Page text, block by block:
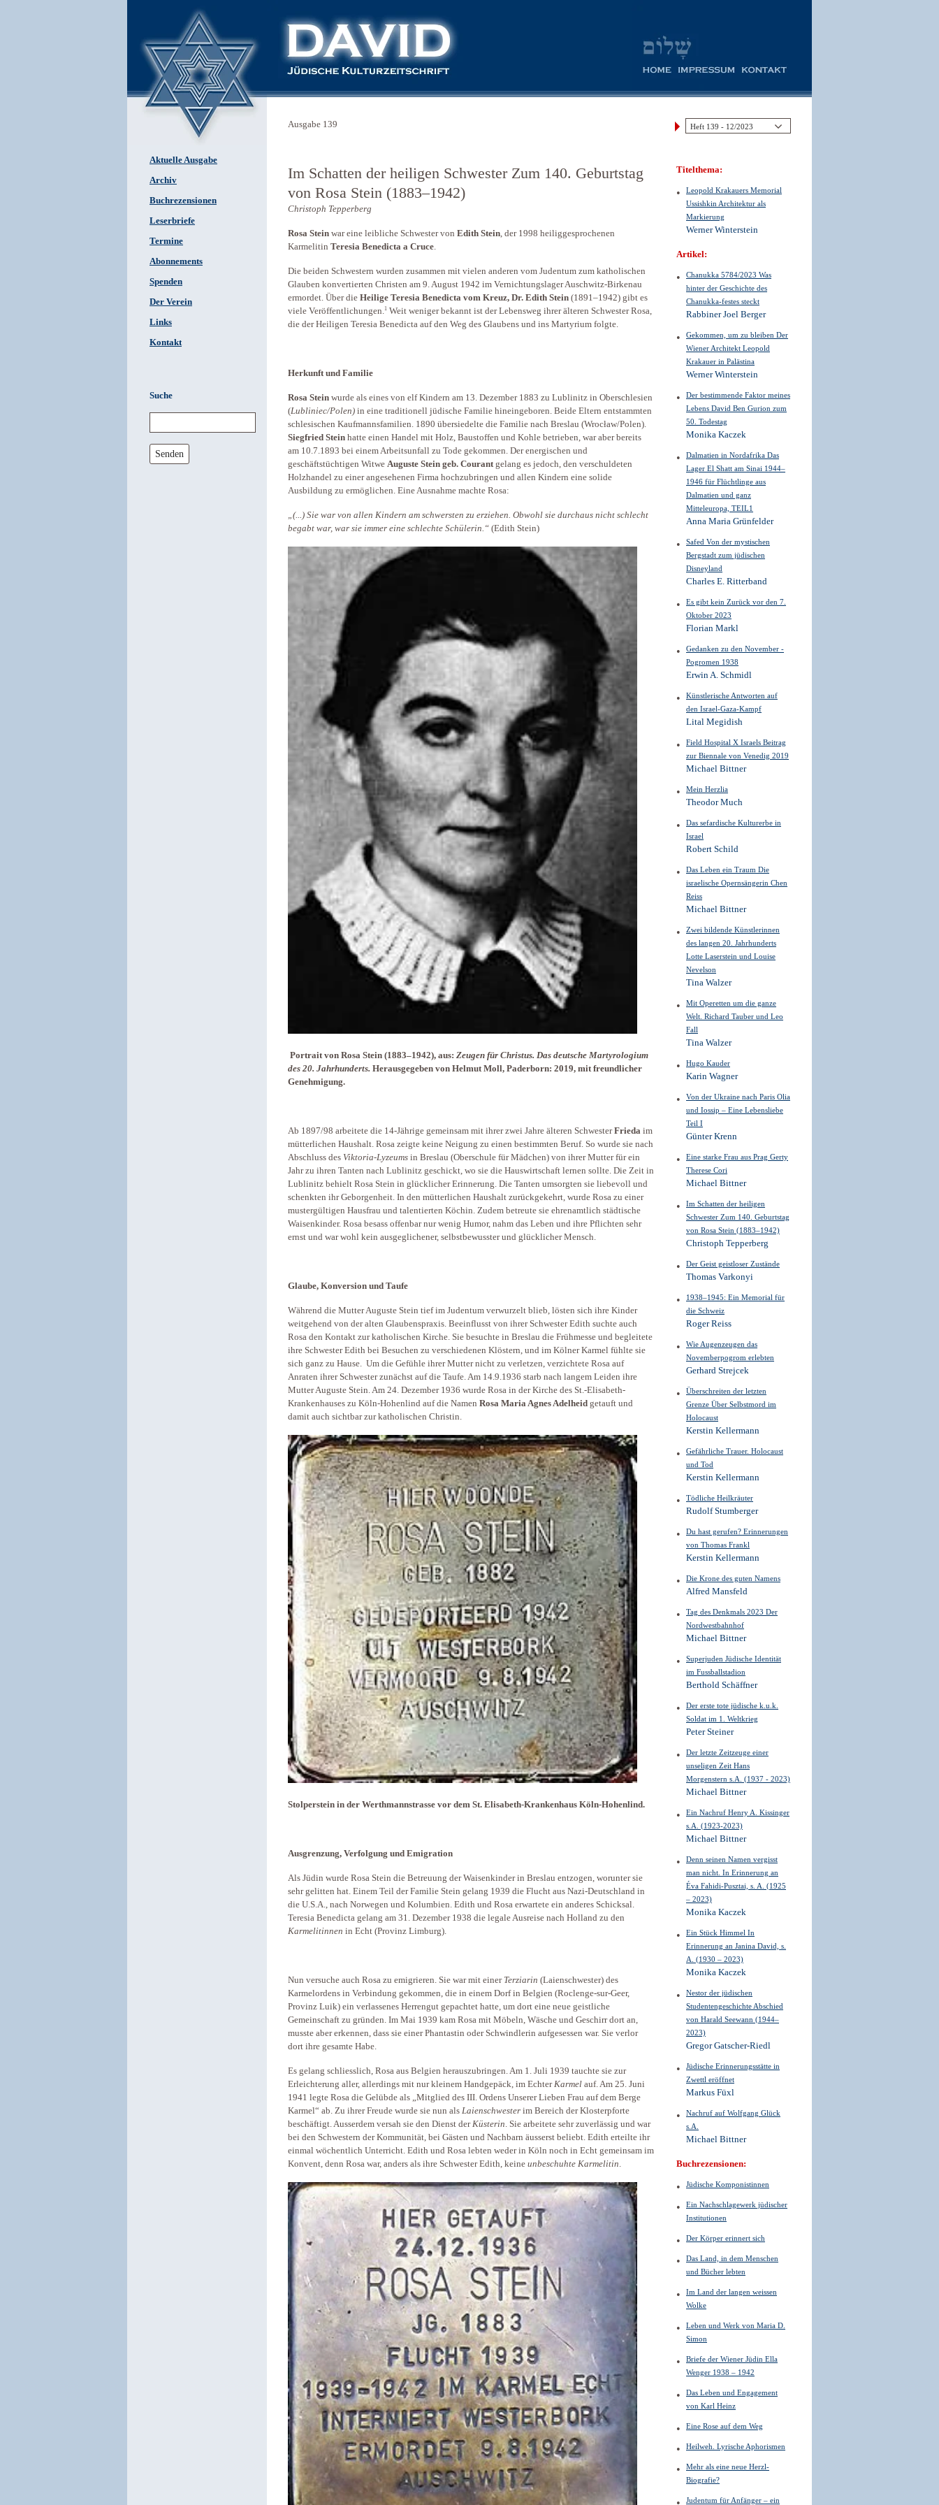
Aktuelle Ausgabe
Archiv
Buchrezensionen
Leserbriefe
Termine
Abonnements
Spenden
Der Verein
Links
Kontakt
Suche
Senden
Ausgabe 139
Im Schatten der heiligen Schwester Zum 140. Geburtstag
von Rosa Stein (1883–1942)
Christoph Tepperberg
Rosa Stein war eine leibliche Schwester von Edith Stein, der 1998 heiliggesprochenen
Karmelitin Teresia Benedicta a Cruce.
Die beiden Schwestern wurden zusammen mit vielen anderen vom Judentum zum katholischen
Glauben konvertierten Christen am 9. August 1942 im Vernichtungslager Auschwitz-Birkenau
ermordet. Über die Heilige Teresia Benedicta vom Kreuz, Dr. Edith Stein (1891–1942) gibt es
viele Veröffentlichungen.1 Weit weniger bekannt ist der Lebensweg ihrer älteren Schwester Rosa,
die der Heiligen Teresia Benedicta auf den Weg des Glaubens und ins Martyrium folgte.
Herkunft und Familie
Rosa Stein wurde als eines von elf Kindern am 13. Dezember 1883 zu Lublinitz in Oberschlesien
(Lubliniec/Polen) in eine traditionell jüdische Familie hineingeboren. Beide Eltern entstammten
schlesischen Kaufmannsfamilien. 1890 übersiedelte die Familie nach Breslau (Wrocław/Polen).
Siegfried Stein hatte einen Handel mit Holz, Baustoffen und Kohle betrieben, war aber bereits
am 10.7.1893 bei einem Arbeitsunfall zu Tode gekommen. Der energischen und
geschäftstüchtigen Witwe Auguste Stein geb. Courantgelang es jedoch, den verschuldeten
Holzhandel zu einer angesehenen Firma hochzubringen und allen Kindern eine solide
Ausbildung zu ermöglichen. Eine Ausnahme machte Rosa:
„(...) Sie war von allen Kindern am schwersten zu erziehen. Obwohl sie durchaus nicht schlecht
begabt war, war sie immer eine schlechte Schülerin.“ (Edith Stein)
Portrait von Rosa Stein (1883–1942), aus: Zeugen für Christus. Das deutsche Martyrologium
des 20. Jahrhunderts. Herausgegeben von Helmut Moll, Paderborn: 2019, mit freundlicher
Genehmigung.
Ab 1897/98 arbeitete die 14-Jährige gemeinsam mit ihrer zwei Jahre älteren SchwesterFrieda im
mütterlichen Haushalt. Rosa zeigte keine Neigung zu einen bestimmten Beruf. So wurde sie nach
Abschluss des Viktoria-Lyzeums in Breslau (Oberschule für Mädchen) von ihrer Mutter für ein
Jahr zu ihren Tanten nach Lublinitz geschickt, wo sie die Hauswirtschaft lernen sollte. Die Zeit in
Lublinitz behielt Rosa Stein in glücklicher Erinnerung. Die Tanten umsorgten sie liebevoll und
schenkten ihr Geborgenheit. In den mütterlichen Haushalt zurückgekehrt, wurde Rosa zu einer
mustergültigen Hausfrau und talentierten Köchin. Zudem betreute sie ehrenamtlich städtische
Waisenkinder. Rosa besass offenbar nur wenig Humor, nahm das Leben und ihre Pflichten sehr
ernst und war wohl kein ausgeglichener, selbstbewusster und glücklicher Mensch.
Glaube, Konversion und Taufe
Während die Mutter Auguste Stein tief im Judentum verwurzelt blieb, lösten sich ihre Kinder
weitgehend von der alten Glaubenspraxis. Beeinflusst von ihrer Schwester Edith suchte auch
Rosa den Kontakt zur katholischen Kirche. Sie besuchte in Breslau die Frühmesse und begleitete
ihre Schwester Edith bei Besuchen zu verschiedenen Klöstern, und im Kölner Karmel fühlte sie
sich ganz zu Hause. Um die Gefühle ihrer Mutter nicht zu verletzen, verzichtete Rosa auf
Anraten ihrer Schwester zunächst auf die Taufe. Am 14.9.1936 starb nach langem Leiden ihre
Mutter Auguste Stein. Am 24. Dezember 1936 wurde Rosa in der Kirche des St.-Elisabeth-
Krankenhauses zu Köln-Hohenlind auf die Namen Rosa Maria Agnes Adelheid getauft und
damit auch sichtbar zur katholischen Christin.
Stolperstein in der Werthmannstrasse vor dem St. Elisabeth-Krankenhaus Köln-Hohenlind.
Ausgrenzung, Verfolgung und Emigration
Als Jüdin wurde Rosa Stein die Betreuung der Waisenkinder in Breslau entzogen, worunter sie
sehr gelitten hat. Einem Teil der Familie Stein gelang 1939 die Flucht aus Nazi-Deutschland in
die U.S.A., nach Norwegen und Kolumbien. Edith und Rosa erwartete ein anderes Schicksal.
Teresia Benedicta gelang am 31. Dezember 1938 die legale Ausreise nach Holland zu den
Karmelitinnen in Echt (Provinz Limburg).
Nun versuche auch Rosa zu emigrieren. Sie war mit einer Terziarin (Laienschwester) des
Karmelordens in Verbindung gekommen, die in einem Dorf in Belgien (Roclenge-sur-Geer,
Provinz Luik) ein verlassenes Herrengut gepachtet hatte, um dort eine neue geistliche
Gemeinschaft zu gründen. Im Mai 1939 kam Rosa mit Möbeln, Wäsche und Geschirr dort an,
musste aber erkennen, dass sie einer Phantastin oder Schwindlerin aufgesessen war. Sie verlor
dort ihre gesamte Habe.
Es gelang schliesslich, Rosa aus Belgien herauszubringen. Am 1. Juli 1939 tauchte sie zur
Erleichterung aller, allerdings mit nur kleinem Handgepäck, im EchterKarmel auf. Am 25. Juni
1941 legte Rosa die Gelübde als „Mitglied des III. Ordens Unserer Lieben Frau auf dem Berge
Karmel“ ab. Zu ihrer Freude wurde sie nun als Laienschwester im Bereich der Klosterpforte
beschäftigt. Ausserdem versah sie den Dienst derKüsterin. Sie arbeitete sehr zuverlässig und war
bei den Schwestern der Kommunität, bei Gästen und Nachbarn äusserst beliebt. Edith erteilte ihr
einmal wöchentlich Unterricht. Edith und Rosa lebten weder in Köln noch in Echt gemeinsam im
Konvent, denn Rosa war, anders als ihre Schwester Edith, keine unbeschuhte Karmelitin.
Titelthema:
Leopold Krakauers Memorial
Ussishkin Architektur als
Markierung
Werner Winterstein
Artikel:
Chanukka 5784/2023 Was
hinter der Geschichte des
Chanukka-festes steckt
Rabbiner Joel Berger
Gekommen, um zu bleiben Der
Wiener Architekt Leopold
Krakauer in Palästina
Werner Winterstein
Der bestimmende Faktor meines
Lebens David Ben Gurion zum
50. Todestag
Monika Kaczek
Dalmatien in Nordafrika Das
Lager El Shatt am Sinai 1944–
1946 für Flüchtlinge aus
Dalmatien und ganz
Mitteleuropa, TEIL1
Anna Maria Grünfelder
Safed Von der mystischen
Bergstadt zum jüdischen
Disneyland
Charles E. Ritterband
Es gibt kein Zurück vor den 7.
Oktober 2023
Florian Markl
Gedanken zu den November -
Pogromen 1938
Erwin A. Schmidl
Künstlerische Antworten auf
den Israel-Gaza-Kampf
Lital Megidish
Field Hospital X Israels Beitrag
zur Biennale von Venedig 2019
Michael Bittner
Mein Herzlia
Theodor Much
Das sefardische Kulturerbe in
Israel
Robert Schild
Das Leben ein Traum Die
israelische Opernsängerin Chen
Reiss
Michael Bittner
Zwei bildende Künstlerinnen
des langen 20. Jahrhunderts
Lotte Laserstein und Louise
Nevelson
Tina Walzer
Mit Operetten um die ganze
Welt. Richard Tauber und Leo
Fall
Tina Walzer
Hugo Kauder
Karin Wagner
Von der Ukraine nach Paris Olia
und Iossip – Eine Lebensliebe
Teil I
Günter Krenn
Eine starke Frau aus Prag Gerty
Therese Cori
Michael Bittner
Im Schatten der heiligen
Schwester Zum 140. Geburtstag
von Rosa Stein (1883–1942)
Christoph Tepperberg
Der Geist geistloser Zustände
Thomas Varkonyi
1938–1945: Ein Memorial für
die Schweiz
Roger Reiss
Wie Augenzeugen das
Novemberpogrom erlebten
Gerhard Strejcek
Überschreiten der letzten
Grenze Über Selbstmord im
Holocaust
Kerstin Kellermann
Gefährliche Trauer. Holocaust
und Tod
Kerstin Kellermann
Tödliche Heilkräuter
Rudolf Stumberger
Du hast gerufen? Erinnerungen
von Thomas Frankl
Kerstin Kellermann
Die Krone des guten Namens
Alfred Mansfeld
Tag des Denkmals 2023 Der
Nordwestbahnhof
Michael Bittner
Superjuden Jüdische Identität
im Fussballstadion
Berthold Schäffner
Der erste tote jüdische k.u.k.
Soldat im 1. Weltkrieg
Peter Steiner
Der letzte Zeitzeuge einer
unseligen Zeit Hans
Morgenstern s.A. (1937 - 2023)
Michael Bittner
Ein Nachruf Henry A. Kissinger
s.A. (1923-2023)
Michael Bittner
Denn seinen Namen vergisst
man nicht. In Erinnerung an
Éva Fahidi-Pusztai, s. A. (1925
– 2023)
Monika Kaczek
Ein Stück Himmel In
Erinnerung an Janina David, s.
A. (1930 – 2023)
Monika Kaczek
Nestor der jüdischen
Studentengeschichte Abschied
von Harald Seewann (1944–
2023)
Gregor Gatscher-Riedl
Jüdische Erinnerungsstätte in
Zwettl eröffnet
Markus Füxl
Nachruf auf Wolfgang Glück
s.A.
Michael Bittner
Buchrezensionen:
Jüdische Komponistinnen
Ein Nachschlagewerk jüdischer
Institutionen
Der Körper erinnert sich
Das Land, in dem Menschen
und Bücher lebten
Im Land der langen weissen
Wolke
Leben und Werk von Maria D.
Simon
Briefe der Wiener Jüdin Ella
Wenger 1938 – 1942
Das Leben und Engagement
von Karl Heinz
Eine Rose auf dem Weg
Heilweh. Lyrische Aphorismen
Mehr als eine neue Herzl-
Biografie?
Judentum für Anfänger – ein